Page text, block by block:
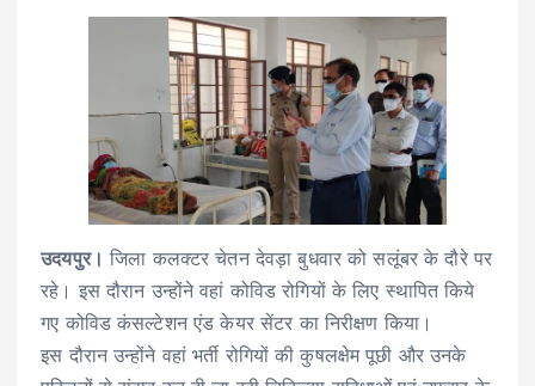
उदयपुर।जिला कलक्टर चेतन देवड़ा बुधवार को सलूंबर के दौरे पर
रहे। इस दौरान उन्होंने वहां कोविड रोगियों के लिए स्थापित किये
गए कोविड कंसल्टेशन एंड केयर सेंटर का निरीक्षण किया।
इस दौरान उन्होंने वहां भर्ती रोगियों की कुषलक्षेम पूछी और उनके